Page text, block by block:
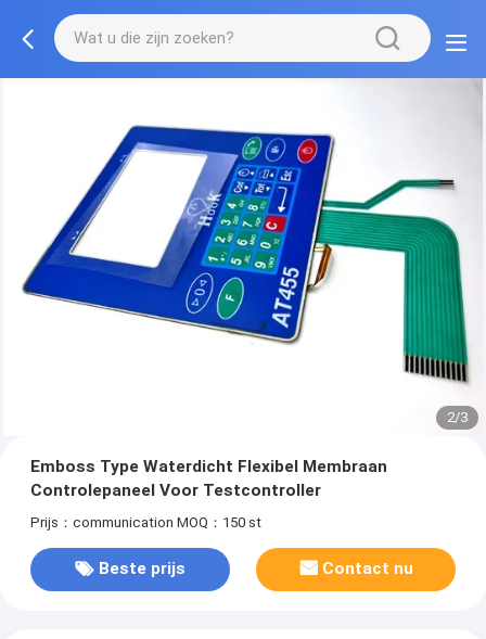
2/3
Emboss Type Waterdicht Flexibel Membraan
Controlepaneel Voor Testcontroller
Prijs：communication MOQ：150 st
Beste prijs Contact nu